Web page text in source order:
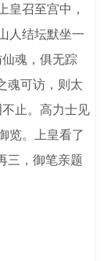
皇召至宫中，
人结坛默坐一
魂，俱无踪
魂可访，则太
止。高力士见
览。上皇看了
三，御笔亲题